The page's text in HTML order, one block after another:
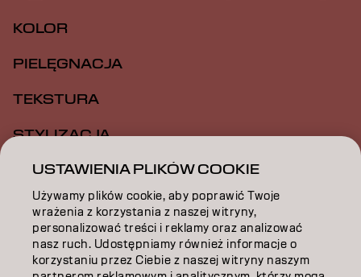
KOLOR
PIELĘGNACJA
TEKSTURA
STYLIZACJA
INSPIRACJA
EDUKACJA
O NAS
USTAWIENIA PLIKÓW COOKIE
Używamy plików cookie, aby poprawić Twoje
wrażenia z korzystania z naszej witryny,
personalizować treści i reklamy oraz analizować
nasz ruch. Udostępniamy również informacje o
korzystaniu przez Ciebie z naszej witryny naszym